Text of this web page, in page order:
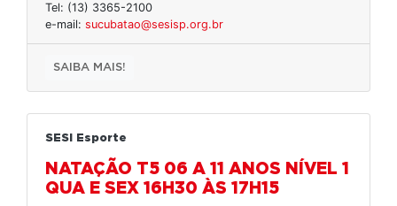
Tel: (13) 3365-2100
e-mail: sucubatao@sesisp.org.br
SAIBA MAIS!
SESI Esporte
NATAÇÃO T5 06 A 11 ANOS NÍVEL 1
QUA E SEX 16H30 ÀS 17H15